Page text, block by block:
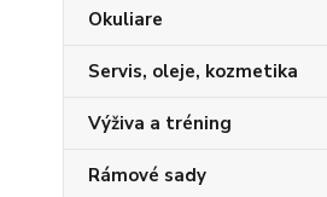
Okuliare
Servis, oleje, kozmetika
Výživa a tréning
Rámové sady